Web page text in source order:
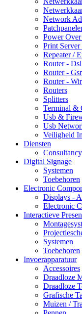
Network
Power
Print Server
Repeater /
Router -
Router -
Router -
Routers
Splitters
Terminal &
Usb &
Usb
Veiligheid
Diensten
Consultancy
Digital Signage
Systemen
Toebehoren
Electronic
Displays -
Electronic
Interactieve
Systemen
Toebehoren
Invoerapparatuur
Accessoires
Draadloze
Draadloze
Grafische
Muizen /